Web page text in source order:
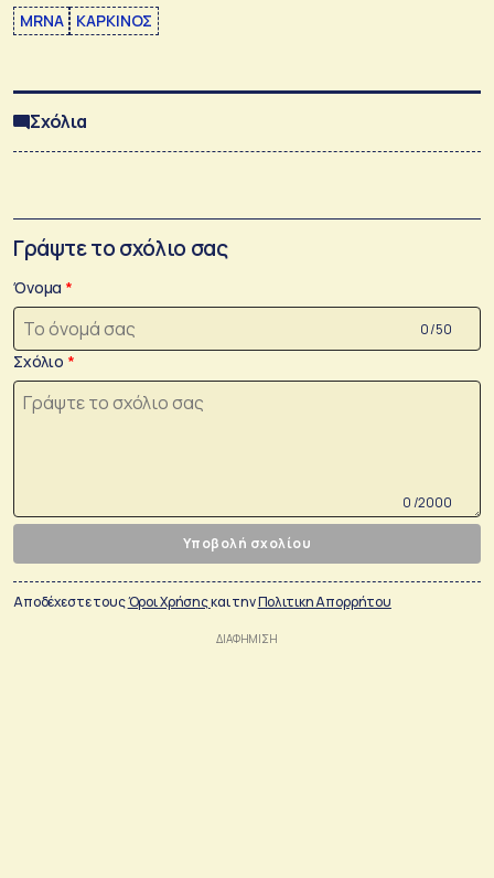
MRNA ΚΑΡΚΙΝΟΣ
Σχόλια
Γράψτε το σχόλιο σας
Όνομα
0 /50
Σχόλιο
0 /2000
Υποβολή σχολίου
Αποδέχεστε τουςΌροι Χρήσηςκαι τηνΠολιτικη Απορρήτου